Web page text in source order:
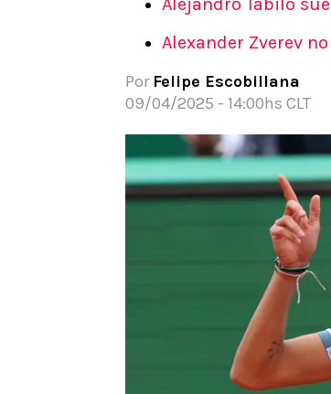
Alexander Zverev
Por Felipe Escobillana
09/04/2025 - 14:00hs CLT